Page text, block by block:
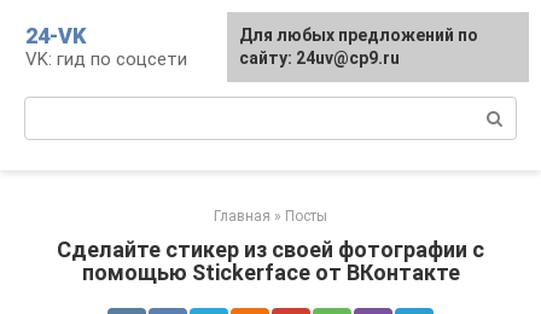
контенту
24-VK
VK: гид по соцсети
Главная » Посты
Сделайте стикер из своей фотографии с
помощью Stickerface от ВКонтакте
Для любых предложений по
сайту: 24uv@cp9.ru